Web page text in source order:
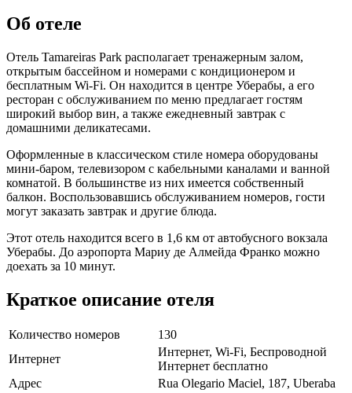
Об отеле
Отель Tamareiras Park располагает тренажерным залом,
открытым бассейном и номерами с кондиционером и
бесплатным Wi-Fi. Он находится в центре Уберабы, а его
ресторан с обслуживанием по меню предлагает гостям
широкий выбор вин, а также ежедневный завтрак с
домашними деликатесами.
Оформленные в классическом стиле номера оборудованы
мини-баром, телевизором с кабельными каналами и ванной
комнатой. В большинстве из них имеется собственный
балкон. Воспользовавшись обслуживанием номеров, гости
могут заказать завтрак и другие блюда.
Этот отель находится всего в 1,6 км от автобусного вокзала
Уберабы. До аэропорта Мариу де Алмейда Франко можно
доехать за 10 минут.
Краткое описание отеля
Количество номеров
130
Интернет
Интернет, Wi-Fi, Беспроводной
Интернет бесплатно
Адрес
Rua Olegario Maciel, 187, Uberaba